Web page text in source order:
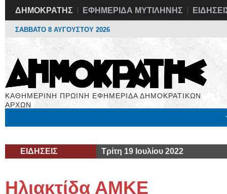
ΔΗΜΟΚΡΑΤΗΣ ΕΦΗΜΕΡΙΔΑ ΜΥΤΙΛΗΝΗΣ
ΣΑΒΒΑΤΟ 8 ΑΥΓΟΥΣΤΟΥ 2026
ΚΑΘΗΜΕΡΙΝΗ ΠΡΩΙΝΗ ΕΦΗΜΕΡΙΔΑ ΔΗΜΟΚΡΑΤΙΚΩΝ
ΑΡΧΩΝ
ΕΙΔΗΣΕΙΣ Τρίτη 19 Ιουλίου 2022
Ηλιακτίδα ΑΜΚΕ